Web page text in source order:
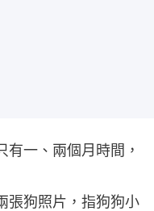
一、兩個月時間，
張狗照片，指狗狗小